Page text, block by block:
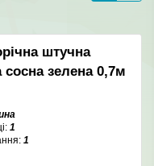
штучна
сосна зелена 0,7м
1
1